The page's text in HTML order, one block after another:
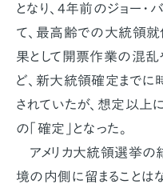
となり、4年前のジョー･
て、最高齢での大統領就
果として開票作業の混乱
ど、新大統領確定まで
されていたが、想定以
の「確定」となった。
アメリカ大統領選挙の
境の内側に留まることは